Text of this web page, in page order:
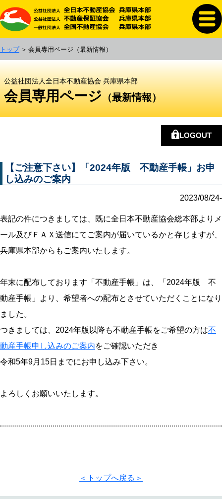
トップ 会員専用ページ （最新情報）
公益社団法人全日本不動産協会 兵庫県本部
会員専用ページ （最新情報）
LOGOUT
【ご注意下さい】「2024年版 不動産手帳」お申
し込みのご案内
2023/08/24-
表記の件につきましては、既に全日本不動産協会総本部よりメ
ール及びＦＡＸ送信にてご案内が届いているかと存じますが、
兵庫県本部からもご案内いたします。
年末に配布しております「不動産手帳」は、「2024年版 不
動産手帳」より、希望者への配布とさせていただくことになり
ました。
つきましては、2024年版以降も不動産手帳をご希望の方は不
動産手帳申し込みのご案内をご確認いただき
令和5年9月15日までにお申し込み下さい。
よろしくお願いいたします。
＜トップへ戻る＞